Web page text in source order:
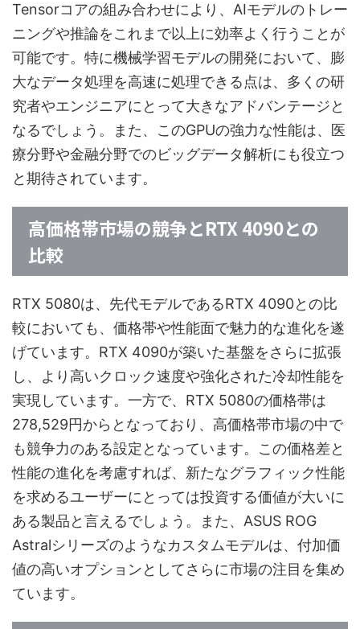
Tensorコアの組み合わせにより、AIモデルのトレー
ニングや推論をこれまで以上に効率よく行うことが
可能です。特に機械学習モデルの開発において、膨
大なデータ処理を高速に処理できる点は、多くの研
究者やエンジニアにとって大きなアドバンテージと
なるでしょう。また、このGPUの強力な性能は、医
療分野や金融分野でのビッグデータ解析にも役立つ
と期待されています。
高価格帯市場の競争とRTX 4090との
比較
RTX 5080は、先代モデルであるRTX 4090との比
較においても、価格帯や性能面で魅力的な進化を遂
げています。RTX 4090が築いた基盤をさらに拡張
し、より高いクロック速度や強化された冷却性能を
実現しています。一方で、RTX 5080の価格帯は
278,529円からとなっており、高価格帯市場の中で
も競争力のある設定となっています。この価格差と
性能の進化を考慮すれば、新たなグラフィック性能
を求めるユーザーにとっては投資する価値が大いに
ある製品と言えるでしょう。また、ASUS ROG
Astralシリーズのようなカスタムモデルは、付加価
値の高いオプションとしてさらに市場の注目を集め
ています。